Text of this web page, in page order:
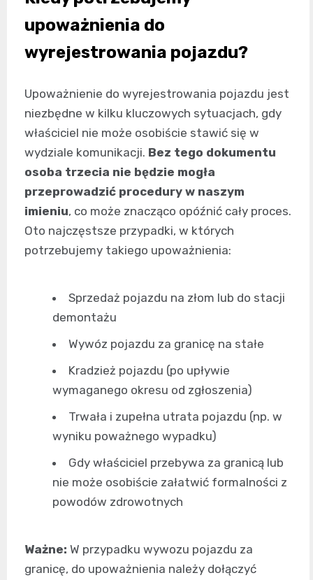
upoważnienia do
wyrejestrowania pojazdu?
Upoważnienie do wyrejestrowania pojazdu jest
niezbędne w kilku kluczowych sytuacjach, gdy
właściciel nie może osobiście stawić się w
wydziale komunikacji. Bez tego dokumentu
osoba trzecia nie będzie mogła
przeprowadzić procedury w naszym
imieniu, co może znacząco opóźnić cały proces.
Oto najczęstsze przypadki, w których
potrzebujemy takiego upoważnienia:
Sprzedaż pojazdu na złom lub do stacji
demontażu
Wywóz pojazdu za granicę na stałe
Kradzież pojazdu (po upływie
wymaganego okresu od zgłoszenia)
Trwała i zupełna utrata pojazdu (np. w
wyniku poważnego wypadku)
Gdy właściciel przebywa za granicą lub
nie może osobiście załatwić formalności z
powodów zdrowotnych
Ważne: W przypadku wywozu pojazdu za
granicę, do upoważnienia należy dołączyć